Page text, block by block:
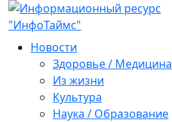
Новости
Здоровье / Медицина
Из жизни
Культура
Наука / Образование